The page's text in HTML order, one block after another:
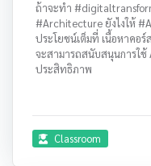
ถ้าจะทำ
#Architecture ยังไงให้
ประโยชน์เต็มที่ เนื้อหาคอ
จะสามารถสนับสนุนการใช้
ประสิทธิภาพ
Classroom